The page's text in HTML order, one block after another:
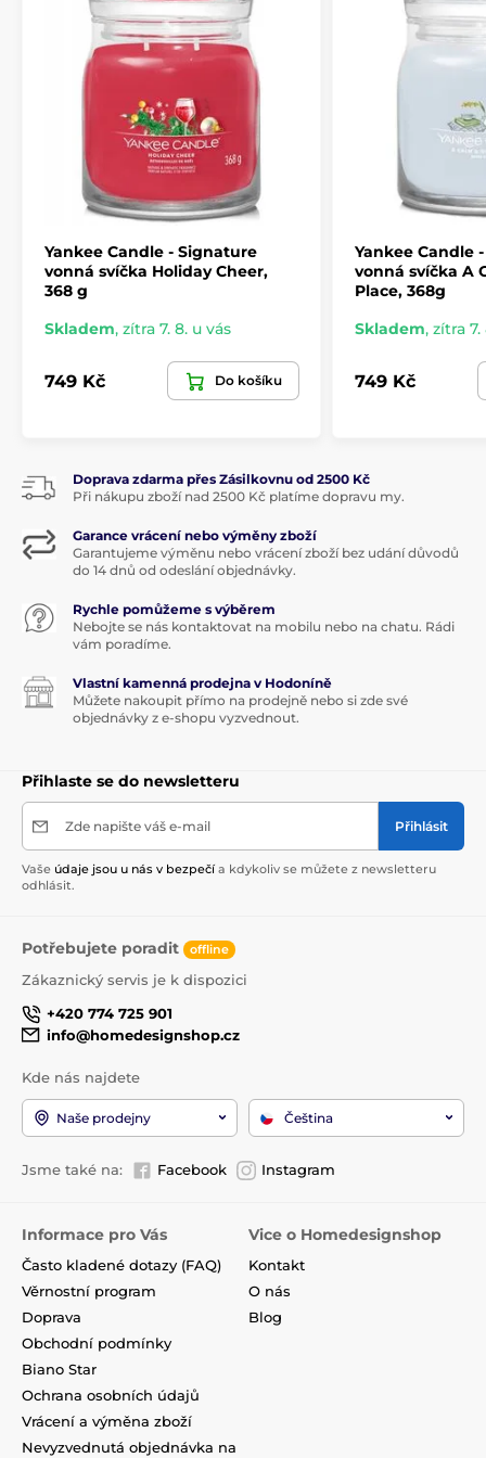
Yankee Candle - Signature
vonná svíčka Holiday Cheer,
368 g
Skladem, zítra 7. 8. u vás
749 Kč Do košíku
Yankee Candle
vonná svíčka A
Place, 368g
Skladem, zítra 7.
749 Kč
Doprava zdarma přes Zásilkovnu od 2500 Kč
Při nákupu zboží nad 2500 Kč platíme dopravu my.
Garance vrácení nebo výměny zboží
Garantujeme výměnu nebo vrácení zboží bez udání důvodů
do 14 dnů od odeslání objednávky.
Rychle pomůžeme s výběrem
Nebojte se nás kontaktovat na mobilu nebo na chatu. Rádi
vám poradíme.
Vlastní kamenná prodejna v Hodoníně
Můžete nakoupit přímo na prodejně nebo si zde své
objednávky z e-shopu vyzvednout.
Přihlaste se do newsletteru
Zde napište váš e-mail Přihlásit
Vaše údaje jsou u nás v bezpečí a kdykoliv se můžete z newsletteru
odhlásit.
Potřebujete poradit offline
Zákaznický servis je k dispozici
+420 774 725 901
info@homedesignshop.cz
Kde nás najdete
Naše prodejny Čeština
Jsme také na: Facebook Instagram
Informace pro Vás
Často kladené dotazy (FAQ)
Věrnostní program
Doprava
Obchodní podmínky
Biano Star
Ochrana osobních údajů
Vrácení a výměna zboží
Nevyzvednutá objednávka na
Vice o Homedesignshop
Kontakt
O nás
Blog